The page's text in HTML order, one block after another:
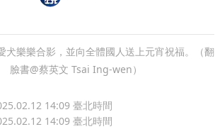
犬樂樂合影，並向全體國人送上元宵祝福。（翻
臉書@蔡英文 Tsai Ing-wen）
14:09 臺北時間
14:09 臺北時間